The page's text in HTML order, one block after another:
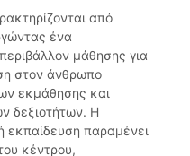
από
ένα
μάθησης για
στον άνθρωπο
εκμάθησης και
δεξιοτήτων. Η
εκπαίδευση παραμένει
κέντρου,